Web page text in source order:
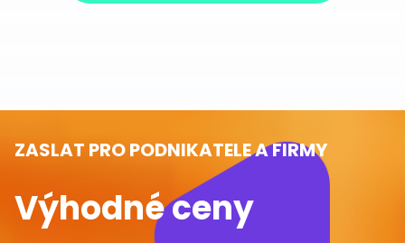
ZASLAT PRO PODNIKATELE A FIRMY
Výhodné ceny